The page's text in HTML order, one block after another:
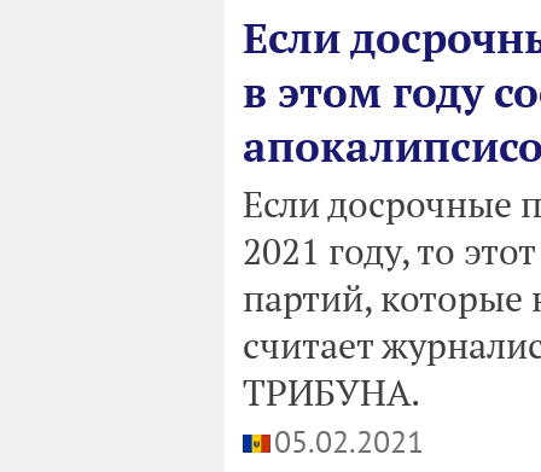
Если
в этом году
Если досрочные
2021 году, то
партий, которые
считает
ТРИБУНА.
05.02.2021